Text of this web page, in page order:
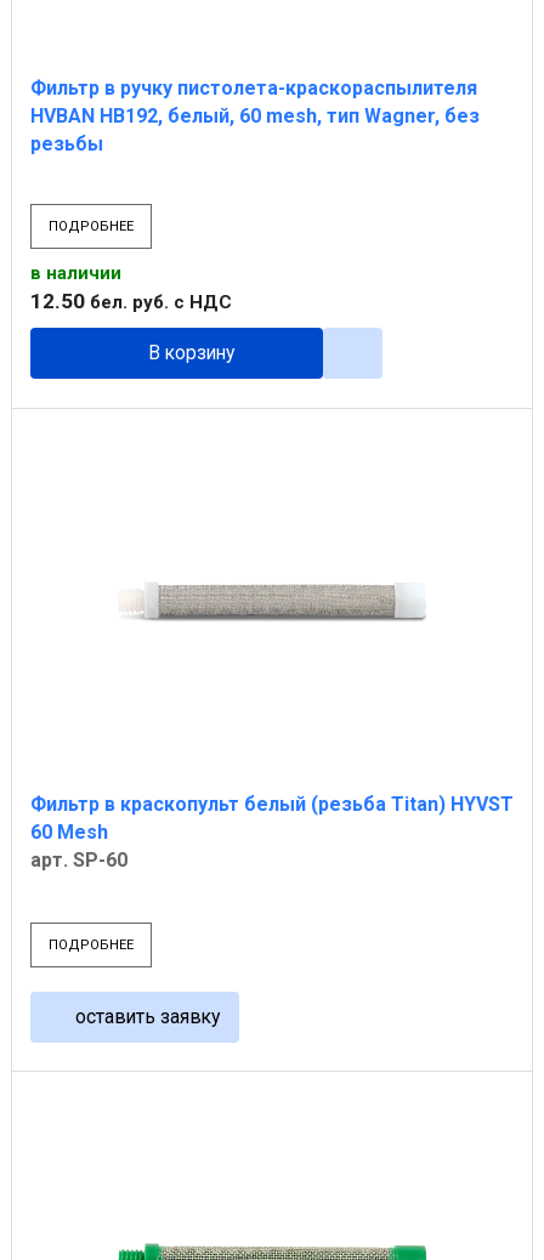
Фильтр в ручку пистолета-краскораспылителя
HVBAN НB192, белый, 60 mesh, тип Wagner, без
резьбы
ПОДРОБНЕЕ
в наличии
12.50 бел. руб. с НДС
В корзину
Фильтр в краскопульт белый (резьба Titan) HYVST
60 Mesh
арт. SP-60
ПОДРОБНЕЕ
оставить заявку